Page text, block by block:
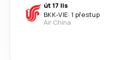
út 17 lis
BKK-VIE· 1 přestup
Air China